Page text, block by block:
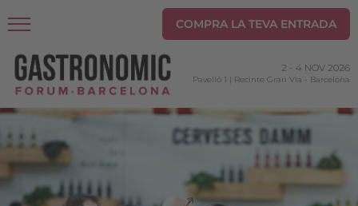
COMPRA LA TEVA ENTRADA
2 - 4 NOV 2026
Pavelló 1 | Recinte Gran Via - Barcelona